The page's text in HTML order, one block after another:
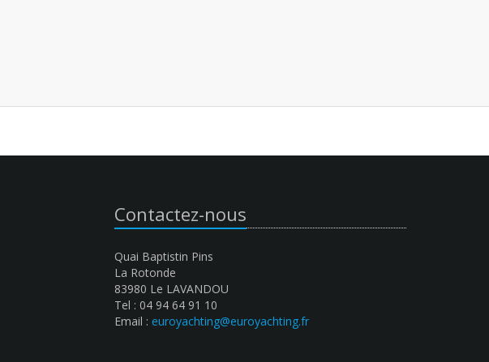
Contactez-nous
Quai Baptistin Pins
La Rotonde
83980 Le LAVANDOU
Tel : 04 94 64 91 10
Email : euroyachting@euroyachting.fr